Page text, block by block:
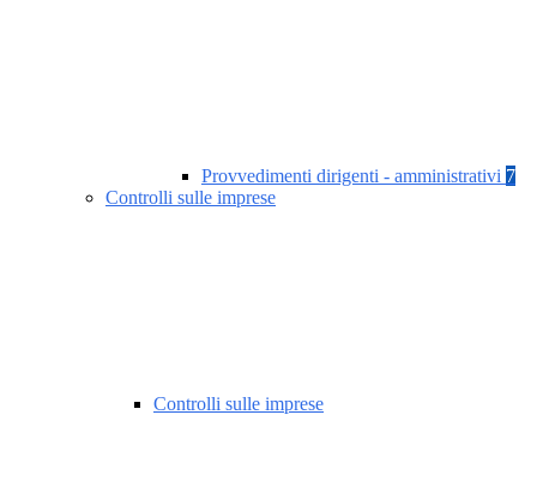
Provvedimenti dirigenti - amministrativi 7
Controlli sulle imprese
Controlli sulle imprese